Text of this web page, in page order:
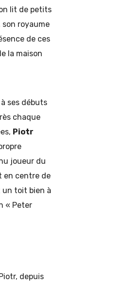
lit de petits
royaume
de ces
la maison
ses débuts
chaque
Piotr
joueur du
en centre de
un toit bien à
« Peter
depuis